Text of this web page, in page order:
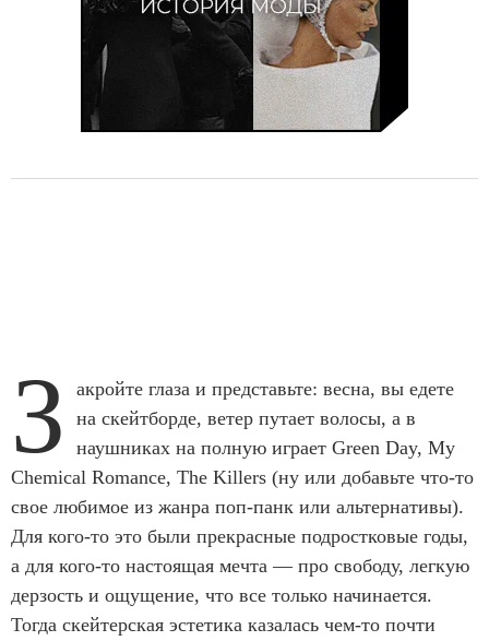
З
акройте глаза и представьте: весна, вы едете
на скейтборде, ветер путает волосы, а в
наушниках на полную играет Green Day, My
Chemical Romance, The Killers (ну или добавьте что-то
свое любимое из жанра поп-панк или альтернативы).
Для кого-то это были прекрасные подростковые годы,
а для кого-то настоящая мечта — про свободу, легкую
дерзость и ощущение, что все только начинается.
Тогда скейтерская эстетика казалась чем-то почти